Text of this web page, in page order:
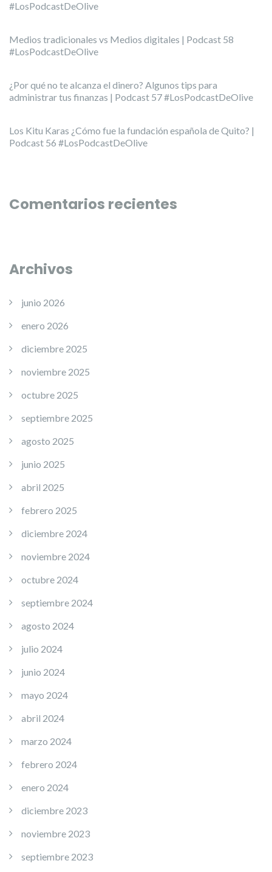
#LosPodcastDeOlive
Medios tradicionales vs Medios digitales | Podcast 58
#LosPodcastDeOlive
¿Por qué no te alcanza el dinero? Algunos tips para
administrar tus finanzas | Podcast 57 #LosPodcastDeOlive
Los Kitu Karas ¿Cómo fue la fundación española de Quito? |
Podcast 56 #LosPodcastDeOlive
Comentarios recientes
Archivos
junio 2026
enero 2026
diciembre 2025
noviembre 2025
octubre 2025
septiembre 2025
agosto 2025
junio 2025
abril 2025
febrero 2025
diciembre 2024
noviembre 2024
octubre 2024
septiembre 2024
agosto 2024
julio 2024
junio 2024
mayo 2024
abril 2024
marzo 2024
febrero 2024
enero 2024
diciembre 2023
noviembre 2023
septiembre 2023